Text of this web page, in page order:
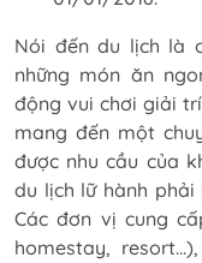
Nói đến du lịch là
những món ăn
động vui chơi giải
mang đến một
được nhu cầu của
du lịch lữ hành
Các đơn vị cung
homestay,